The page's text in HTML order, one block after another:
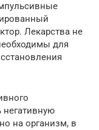
Лекарства не
для
негативную
на организм, в